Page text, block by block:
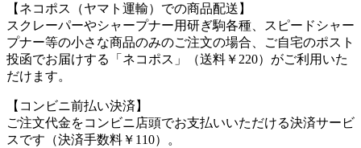
【ネコポス（ヤマト運輸）での商品配送】
スクレーパーやシャープナー用研ぎ駒各種、スピードシャー
プナー等の小さな商品のみのご注文の場合、ご自宅のポスト
投函でお届けする「ネコポス」（送料￥220）がご利用いた
だけます。
【コンビニ前払い決済】
ご注文代金をコンビニ店頭でお支払いいただける決済サービ
スです（決済手数料￥110）。